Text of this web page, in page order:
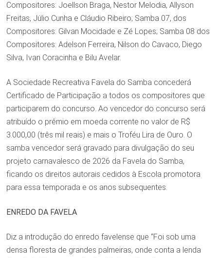
Compositores: Joellson Braga, Nestor Melodia, Allyson
Freitas, Júlio Cunha e Cláudio Ribeiro; Samba 07, dos
Compositores: Gilvan Mocidade e Zé Lopes; Samba 08 dos
Compositores: Adelson Ferreira, Nilson do Cavaco, Diego
Silva, Ivan Coracinha e Bilu Avelar.
A Sociedade Recreativa Favela do Samba concederá
Certificado de Participação a todos os compositores que
participarem do concurso. Ao vencedor do concurso será
atribuído o prêmio em moeda corrente no valor de R$
3.000,00 (três mil reais) e mais o Troféu Lira de Ouro. O
samba vencedor será gravado para divulgação do seu
projeto carnavalesco de 2026 da Favela do Samba,
ficando os direitos autorais cedidos à Escola promotora
para essa temporada e os anos subsequentes.
ENREDO DA FAVELA
Diz a introdução do enredo favelense que “Foi sob uma
densa floresta de grandes palmeiras, onde conta a lenda